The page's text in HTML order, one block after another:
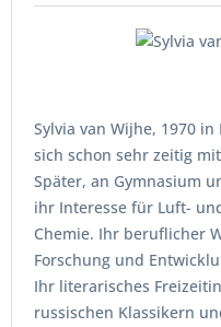
Sylvia van Wijhe, 1970
sich schon sehr zeitig
Später, an Gymnasium
ihr Interesse für Luft-
Chemie. Ihr beruflicher
Forschung und
Ihr literarisches
russischen Klassikern